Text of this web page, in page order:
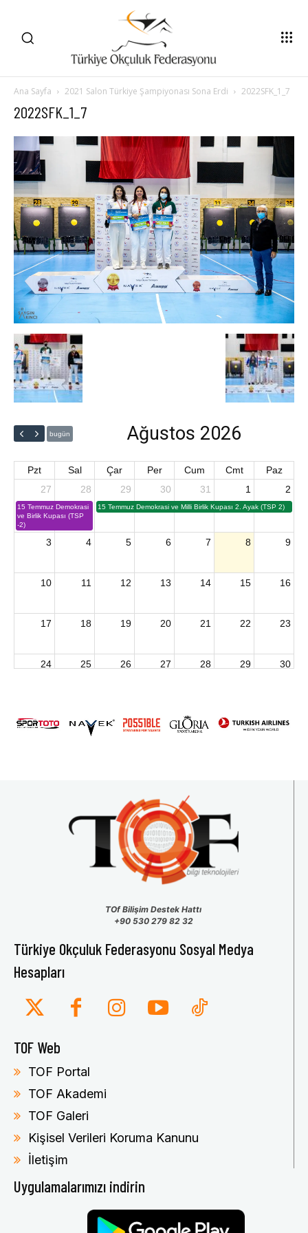
Ana Sayfa 2021 Salon Türkiye Şampiyonası Sona Erdi 2022SFK_1_7
2022SFK_1_7
bugün Ağustos 2026
Pzt Sal Çar Per Cum Cmt
Paz
27
15 Temmuz Demokrasi
ve Birlik Kupası (TSP
-2)
28 29
15 Temmuz Demokrasi ve Milli Birlik Kupası 2. Ayak (TSP 2)
30 31 1 2
3 4 5 6 7 8 9
10 11 12 13 14 15 16
17 18 19 20 21 22 23
24 25 26 27 28 29 30
TOf Bilişim Destek Hattı
+90 530 279 82 32
Türkiye Okçuluk Federasyonu Sosyal Medya
Hesapları
TOF Web
TOF Portal
TOF Akademi
TOF Galeri
Kişisel Verileri Koruma Kanunu
İletişim
Uygulamalarımızı indirin